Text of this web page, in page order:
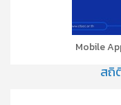
Mobile
สถิ